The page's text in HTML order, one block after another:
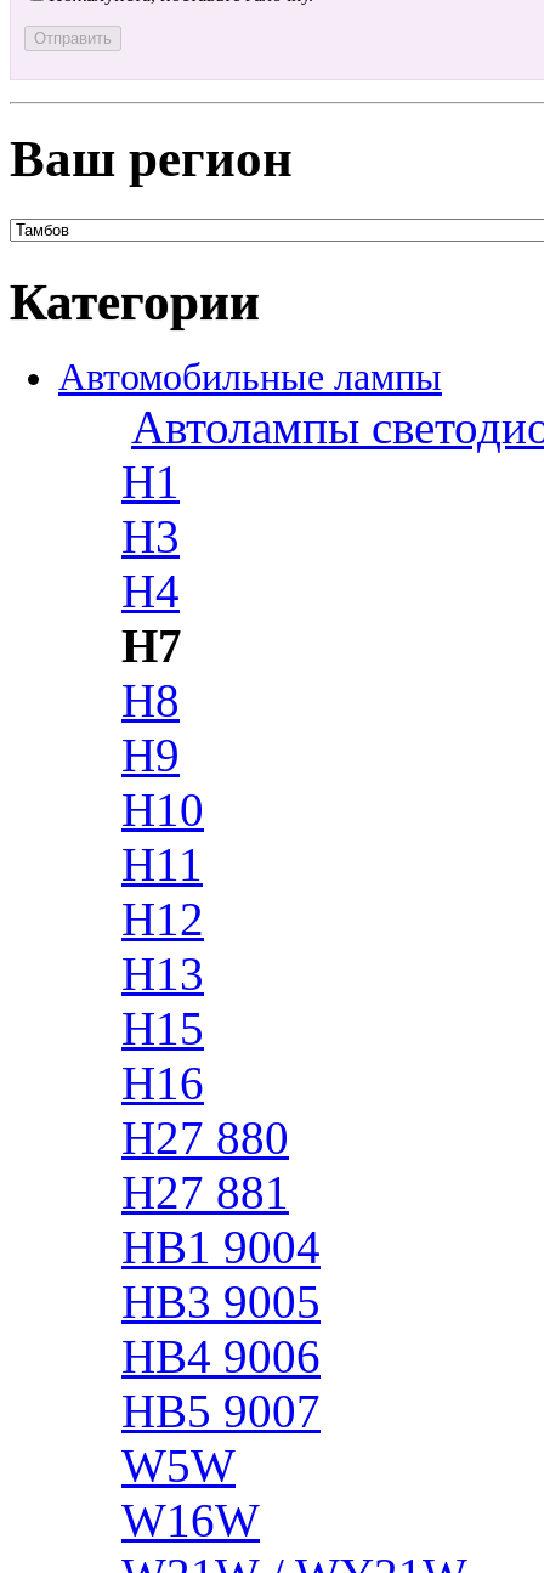
Ваш регион
Категории
Автомобильные лампы
Автолампы
H1
H3
H4
H7
H8
H9
H10
H11
H12
H13
H15
H16
H27 880
H27 881
HB1 9004
HB3 9005
HB4 9006
HB5 9007
W5W
W16W